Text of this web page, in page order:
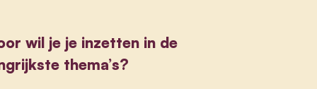
wil je je inzetten in de
thema’s?